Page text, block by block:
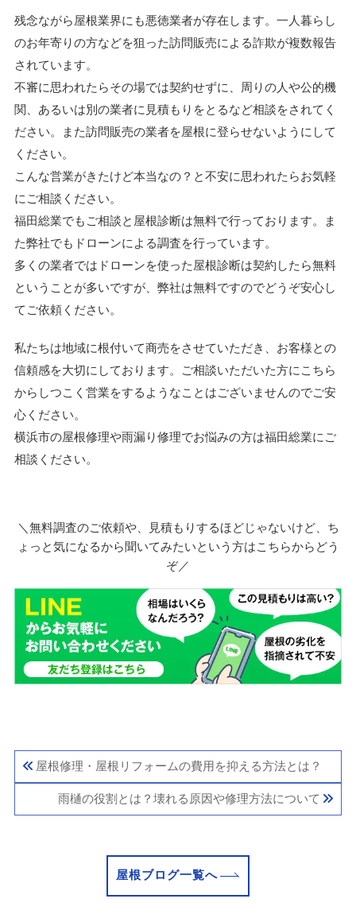
残念ながら屋根業界にも悪徳業者が存在します。一人暮らし
のお年寄りの方などを狙った訪問販売による詐欺が複数報告
されています。
不審に思われたらその場では契約せずに、周りの人や公的機
関、あるいは別の業者に見積もりをとるなど相談をされてく
ださい。また訪問販売の業者を屋根に登らせないようにして
ください。
こんな営業がきたけど本当なの？と不安に思われたらお気軽
にご相談ください。
福田総業でもご相談と屋根診断は無料で行っております。ま
た弊社でもドローンによる調査を行っています。
多くの業者ではドローンを使った屋根診断は契約したら無料
ということが多いですが、弊社は無料ですのでどうぞ安心し
てご依頼ください。
私たちは地域に根付いて商売をさせていただき、お客様との
信頼感を大切にしております。ご相談いただいた方にこちら
からしつこく営業をするようなことはございませんのでご安
心ください。
横浜市の屋根修理や雨漏り修理でお悩みの方は福田総業にご
相談ください。
＼無料調査のご依頼や、見積もりするほどじゃないけど、ち
ょっと気になるから聞いてみたいという方はこちらからどう
ぞ／
屋根修理・屋根リフォームの費用を抑える方法とは？
雨樋の役割とは？壊れる原因や修理方法について
屋根ブログ一覧へ